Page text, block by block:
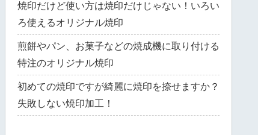
焼印だけど使い方は焼印だけじゃない！いろい
ろ使えるオリジナル焼印
煎餅やパン、お菓子などの焼成機に取り付ける
特注のオリジナル焼印
初めての焼印ですが綺麗に焼印を捺せますか？
失敗しない焼印加工！